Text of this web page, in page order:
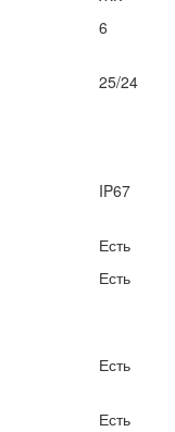
6
25/24
IP67
Есть
Есть
Есть
Есть